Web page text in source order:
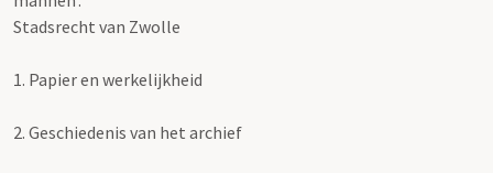
Stadsrecht van Zwolle
1. Papier en werkelijkheid
2. Geschiedenis van het archief